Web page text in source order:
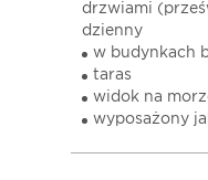
drzwiami
dzienny
w budynkach
taras
widok na
wyposażony